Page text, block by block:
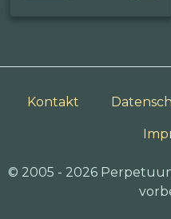
Kontakt
© 2005 - 2026